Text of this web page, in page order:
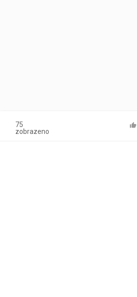
75
zobrazeno